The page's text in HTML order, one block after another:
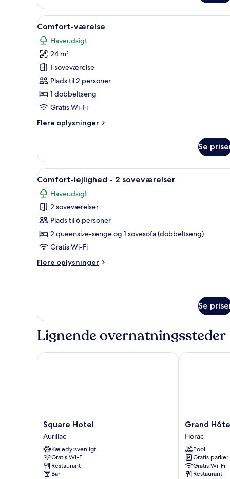
Indlæs
alle
billeder
af
Comfort-
værelse
Et moderne soveværelse med
4
Comfort-værelse
Haveudsigt
24 m²
1 soveværelse
Plads til 2 personer
1 dobbeltseng
Gratis Wi-Fi
Flere oplysninger
Flere
værelse
Se
Indlæs
alle
billeder
af
Comfort-
lejlighed
-
soveværelser
En moderne loftlejlighed med
5
Comfort-lejlighed - 2 soveværelser
Haveudsigt
2 soveværelser
Plads til 6 personer
2 queensize-senge og 1 sovesofa (dobbeltseng)
Gratis Wi-Fi
Flere oplysninger
Flere
2
Se
Lignende overnatningssteder
Square
Hotel
Aurillac
Square Hotel
Aurillac
Kæledyrsvenligt
Gratis Wi-Fi
Restaurant
Bar
Square Hotel
Grand
Hôtel
du
Parc
Florac
Grand
Florac
Pool
Gratis
Gratis Wi-Fi
Restaurant
Grand Hôtel